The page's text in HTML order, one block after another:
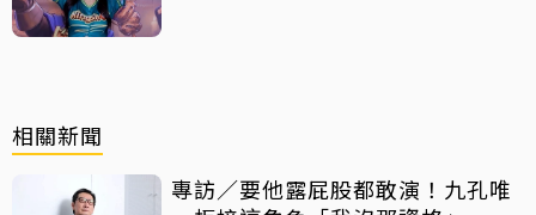
相關新聞
專訪／要他露屁股都敢演！九孔唯